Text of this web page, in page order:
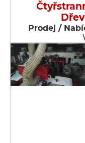
Prodej /